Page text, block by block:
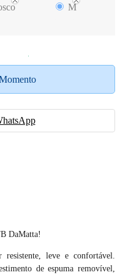
M
DaMatta!
leve e confortável.
de espuma removível,